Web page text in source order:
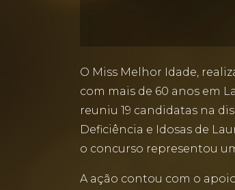
O Miss Melhor Idade,
com mais de 60 anos em
reuniu 19 candidatas na
Deficiência e Idosas de
o concurso representou
A ação contou com o